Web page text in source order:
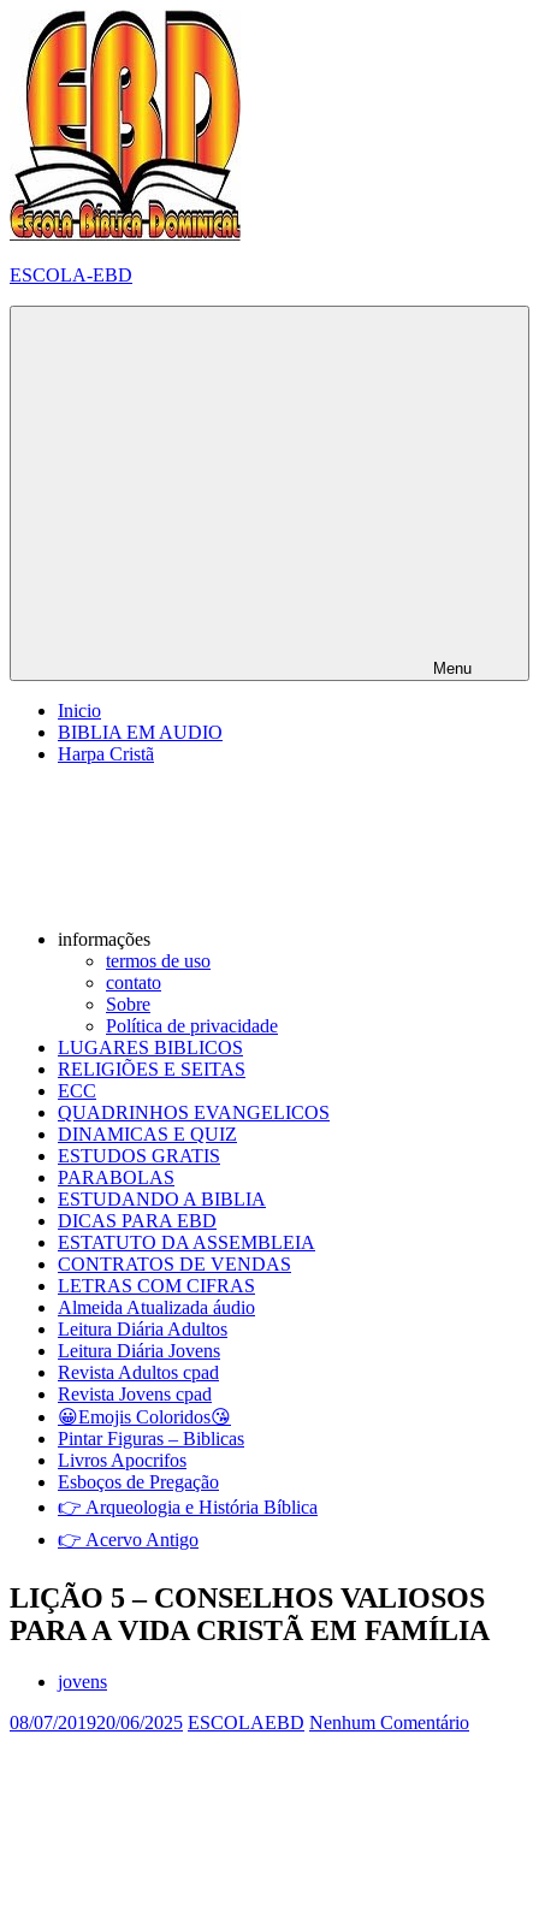
para
conteúdo
ESCOLA-EBD
Menu
Inicio
BIBLIA EM AUDIO
Harpa Cristã
informações
termos de uso
contato
Sobre
Política de privacidade
LUGARES BIBLICOS
RELIGIÕES E SEITAS
ECC
QUADRINHOS EVANGELICOS
DINAMICAS E QUIZ
ESTUDOS GRATIS
PARABOLAS
ESTUDANDO A BIBLIA
DICAS PARA EBD
ESTATUTO DA ASSEMBLEIA
CONTRATOS DE VENDAS
LETRAS COM CIFRAS
Almeida Atualizada áudio
Leitura Diária Adultos
Leitura Diária Jovens
Revista Adultos cpad
Revista Jovens cpad
😀Emojis Coloridos😘
Pintar Figuras – Biblicas
Livros Apocrifos
Esboços de Pregação
👉 Arqueologia e História Bíblica
👉 Acervo Antigo
LIÇÃO 5 – CONSELHOS VALIOSOS
PARA A VIDA CRISTÃ EM FAMÍLIA
jovens
08/07/201920/06/2025 ESCOLAEBD Nenhum Comentário